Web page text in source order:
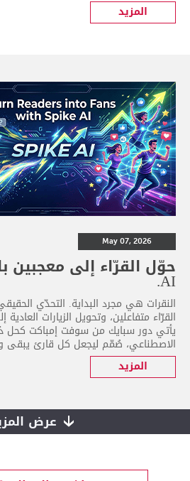
المزيد
May 07, 2026
AI.
النقرات هي مجرد البداية. التحدّي
القرّاء متفاعلين، وتحويل الزيارات
يأتي دور سبايك من سوفت إمباكت كحل
الاصطناعي، صُمّم ليجعل كل قارئ يبقى
المزيد
عرض